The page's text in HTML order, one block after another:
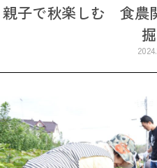
親子で秋楽しむ 食農